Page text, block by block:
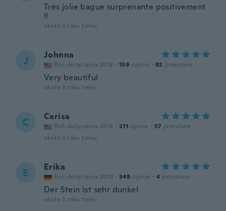
Très jolie bague surprenante positivement
!!
około 3 roku temu
J Johnna
Rok dołączenia 2018 · 139 opinie · 92 przesłane
Very beautiful
około 3 roku temu
C Carisa
Rok dołączenia 2014 · 211 opinie · 57 przesłane
około 3 roku temu
E Erika
Rok dołączenia 2019 · 348 opinie · 4 przesłane
Der Stein ist sehr dunkel
około 3 roku temu